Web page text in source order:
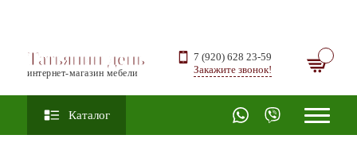
Татьянин день
интернет-магазин мебели
7 (920) 628 23-59
Закажите звонок!
Каталог